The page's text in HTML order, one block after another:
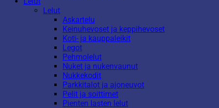
Lelut
Askartelu
Keinuhevoset ja keppihevoset
Koti- ja kauppaleikit
Legot
Pehmolelut
Nuket ja nukenvaunut
Nukkekodit
Parkkitalot ja ajoneuvot
Pelit ja soittimet
Pienten lasten lelut